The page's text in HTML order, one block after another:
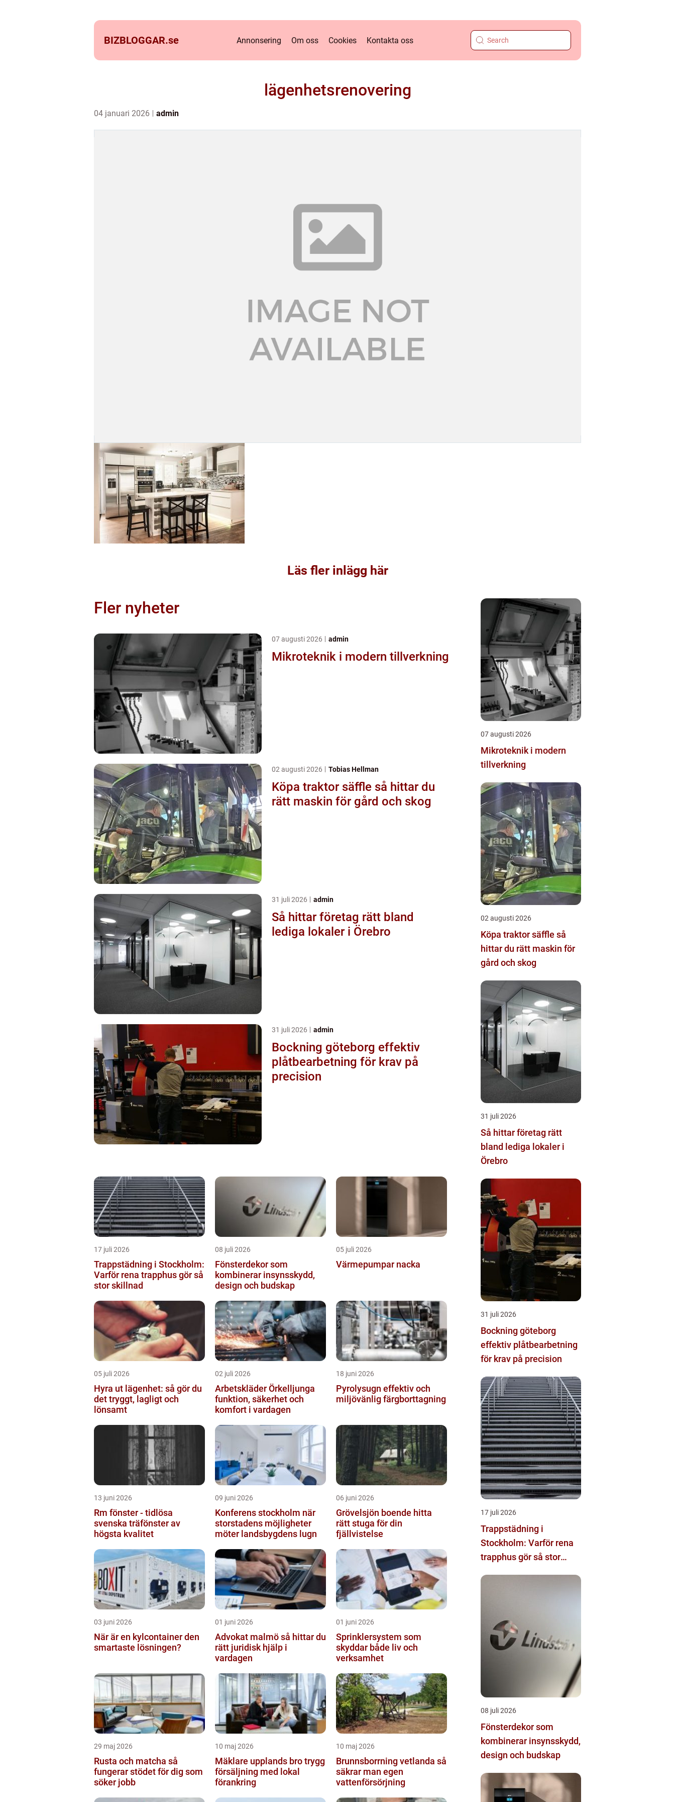
BIZBLOGGAR.se Annonsering Om oss Cookies Kontakta oss
lägenhetsrenovering
04 januari 2026 admin
Läs fler inlägg här
Fler nyheter
07 augusti 2026 admin
Mikroteknik i modern tillverkning
02 augusti 2026 Tobias Hellman
Köpa traktor säffle så hittar du
rätt maskin för gård och skog
31 juli 2026 admin
Så hittar företag rätt bland
lediga lokaler i Örebro
31 juli 2026 admin
Bockning göteborg effektiv
plåtbearbetning för krav på
precision
17 juli 2026
Trappstädning i Stockholm:
Varför rena trapphus gör så
stor skillnad
08 juli 2026
Fönsterdekor som
kombinerar insynsskydd,
design och budskap
05 juli 2026
Värmepumpar nacka
05 juli 2026
Hyra ut lägenhet: så gör du
det tryggt, lagligt och
lönsamt
02 juli 2026
Arbetskläder Örkelljunga
funktion, säkerhet och
komfort i vardagen
18 juni 2026
Pyrolysugn effektiv och
miljövänlig färgborttagning
13 juni 2026
Rm fönster - tidlösa
svenska träfönster av
högsta kvalitet
09 juni 2026
Konferens stockholm när
storstadens möjligheter
möter landsbygdens lugn
06 juni 2026
Grövelsjön boende hitta
rätt stuga för din
fjällvistelse
03 juni 2026
När är en kylcontainer den
smartaste lösningen?
01 juni 2026
Advokat malmö så hittar du
rätt juridisk hjälp i
vardagen
01 juni 2026
Sprinklersystem som
skyddar både liv och
verksamhet
29 maj 2026
Rusta och matcha så
fungerar stödet för dig som
söker jobb
10 maj 2026
Mäklare upplands bro trygg
försäljning med lokal
förankring
10 maj 2026
Brunnsborrning vetlanda så
säkrar man egen
vattenförsörjning
07 augusti 2026
Mikroteknik i modern
tillverkning
02 augusti 2026
Köpa traktor säffle så
hittar du rätt maskin för
gård och skog
31 juli 2026
Så hittar företag rätt
bland lediga lokaler i
Örebro
31 juli 2026
Bockning göteborg
effektiv plåtbearbetning
för krav på precision
17 juli 2026
Trappstädning i
Stockholm: Varför rena
trapphus gör så stor
08 juli 2026
Fönsterdekor som
kombinerar insynsskydd,
design och budskap